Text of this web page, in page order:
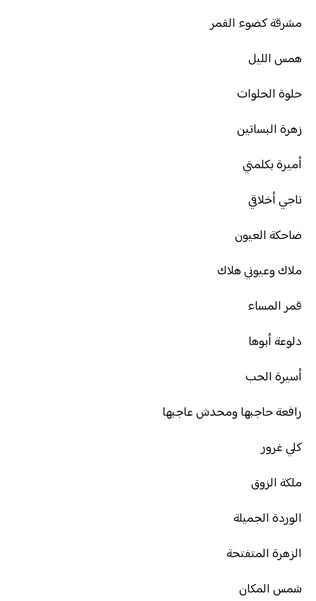
مشرقة كضوء القمر
همس الليل
حلوة الحلوات
زهرة البساتين
أميرة بكلمتي
تاجي أخلاقي
ضاحكة العيون
ملاك وعيوني هلاك
قمر المساء
دلوعة أبوها
أسيرة الحب
رافعة حاجبها ومحدش عاجبها
كلي غرور
ملكة الزوق
الوردة الجميلة
الزهرة المتفتحة
شمس المكان